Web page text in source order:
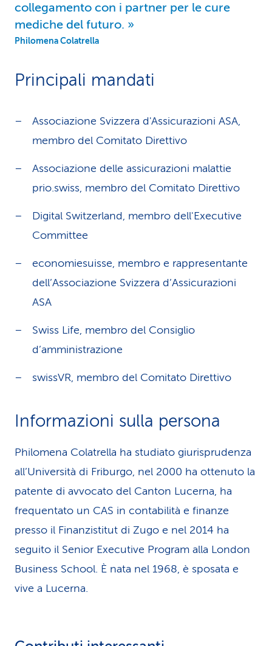
i
o
collegamento con i partner per le cure
mediche del futuro.
Philomena Colatrella
Principali mandati
Associazione Svizzera d'Assicurazioni ASA,
membro del Comitato Direttivo
Associazione delle assicurazioni malattie
prio.swiss, membro del Comitato Direttivo
Digital Switzerland, membro dell'Executive
Committee
economiesuisse, membro e rappresentante
dell’Associazione Svizzera d’Assicurazioni
ASA
Swiss Life, membro del Consiglio
d’amministrazione
swissVR, membro del Comitato Direttivo
Informazioni sulla persona
Philomena Colatrella ha studiato giu­ri­sprudenza
all’Università di Friburgo, nel 2000 ha ottenuto la
patente di avvocato del Canton Lucerna, ha
frequentato un CAS in contabilità e finanze
presso il Finanzistitut di Zugo e nel 2014 ha
seguito il Senior Executive Program alla London
Business School. È nata nel 1968, è sposata e
vive a Lucerna.